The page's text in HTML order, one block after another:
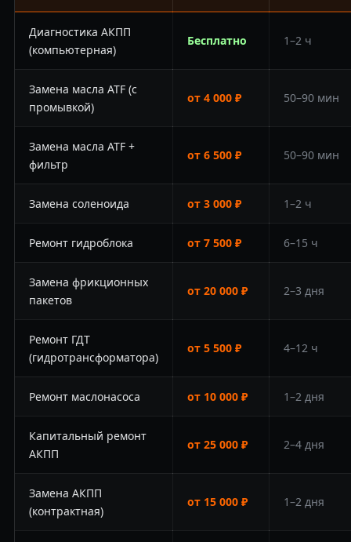
Диагностика АКПП
(компьютерная)
Бесплатно 1–2 ч
Замена масла ATF (с
промывкой)
от 4 000 ₽ 50–90 мин
Замена масла ATF +
фильтр
от 6 500 ₽ 50–90 мин
Замена соленоида от 3 000 ₽ 1–2 ч
Ремонт гидроблока от 7 500 ₽ 6–15 ч
Замена фрикционных
пакетов
от 20 000 ₽ 2–3 дня
Ремонт ГДТ
(гидротрансформатора)
от 5 500 ₽ 4–12 ч
Ремонт маслонасоса от 10 000 ₽ 1–2 дня
Капитальный ремонт
АКПП
от 25 000 ₽ 2–4 дня
Замена АКПП
(контрактная)
от 15 000 ₽ 1–2 дня